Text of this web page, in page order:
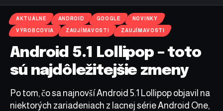
AKTUÁLNE ANDROID GOOGLE NOVINKY
VÝROBCOVIA ZAUJÍMAVOSTI ZAUJÍMAVOSTI
Android 5.1 Lollipop – toto
sú najdôležitejšie zmeny
Po tom, čo sa najnovší Android 5.1 Lollipop objavil na
niektorých zariadeniach z lacnej série Android One,